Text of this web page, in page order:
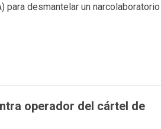
para desmantelar un narcolaboratorio
operador del cártel de